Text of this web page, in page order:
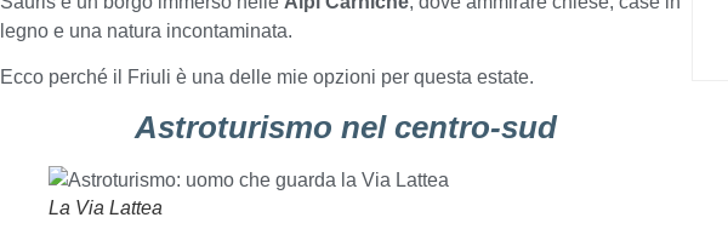
legno e una natura incontaminata.
Ecco perché il Friuli è una delle mie opzioni per questa estate.
Astroturismo nel centro-sud
La Via Lattea